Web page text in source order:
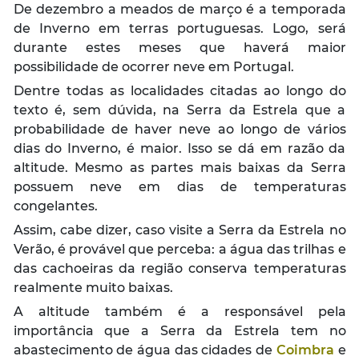
De dezembro a meados de março é a temporada
de Inverno em terras portuguesas. Logo, será
durante estes meses que haverá maior
possibilidade de ocorrer neve em Portugal.
Dentre todas as localidades citadas ao longo do
texto é, sem dúvida, na Serra da Estrela que a
probabilidade de haver neve ao longo de vários
dias do Inverno, é maior. Isso se dá em razão da
altitude. Mesmo as partes mais baixas da Serra
possuem neve em dias de temperaturas
congelantes.
Assim, cabe dizer, caso visite a Serra da Estrela no
Verão, é provável que perceba: a água das trilhas e
das cachoeiras da região conserva temperaturas
realmente muito baixas.
A altitude também é a responsável pela
importância que a Serra da Estrela tem no
abastecimento de água das cidades de Coimbra e